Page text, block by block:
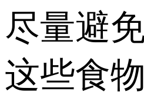
尽量避
这些食